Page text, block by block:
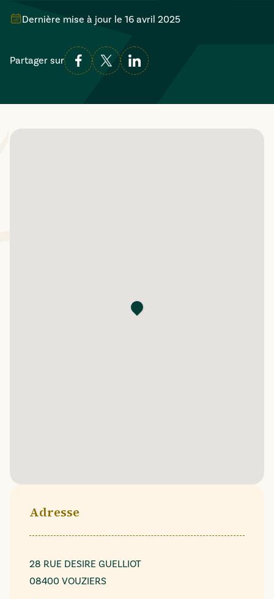
Dernière mise à jour le 16 avril 2025
Partager sur
Adresse
28 RUE DESIRE GUELLIOT
08400 VOUZIERS